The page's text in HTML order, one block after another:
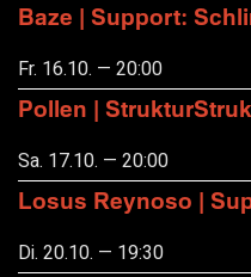
Baze | Support:
Fr. 16.10. — 20:00
Pollen |
Sa. 17.10. — 20:00
Losus Reynoso |
Di. 20.10. — 19:30